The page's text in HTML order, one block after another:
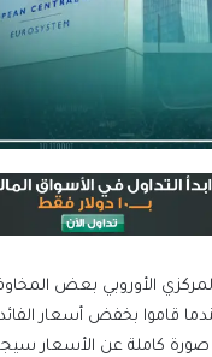
الأوروبي بعض
قاموا بخفض أسعار
صورة كاملة عن الأسعار